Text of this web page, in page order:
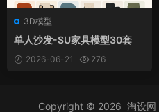
3D模型
单人沙发-SU家具模型30套
2026-06-21 276
Copyright © 2026 淘设网